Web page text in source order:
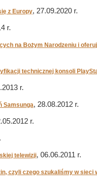
z Europy, 27.09.2020 r.
r.
na Bożym Narodzeniu i
technicznej konsoli
r.
Samsunga, 28.08.2012 r.
r.
telewizji, 06.06.2011 r.
czyli czego szukaliśmy w sieci